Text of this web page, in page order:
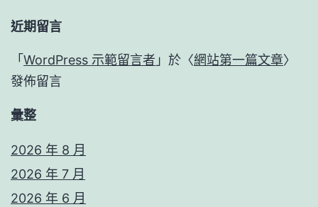
近期留言
「 WordPress 示範留言者 」於〈網站第一篇文章〉
發佈留言
彙整
2026 年 8 月
2026 年 7 月
2026 年 6 月